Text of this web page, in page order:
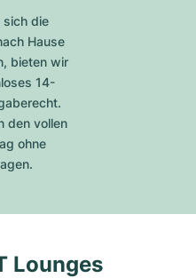
sich die
Hause
bieten wir
14-
den vollen
ohne
Lounges